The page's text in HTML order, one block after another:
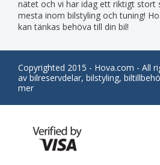
nätet och vi har idag ett riktigt stort
mesta inom bilstyling och tuning!
kan tänkas behöva till din bil!
Copyrighted 2015 - Hova.com - All
av bilreservdelar, bilstyling,
mer